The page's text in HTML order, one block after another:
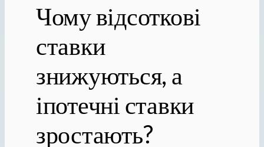
Чому відсоткові
ставки
знижуються, а
іпотечні ставки
зростають?